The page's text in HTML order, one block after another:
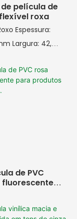
de película de
roxa
Espessura:
Largura: 42,5
200
Relevo:
de PVC
fluorescente